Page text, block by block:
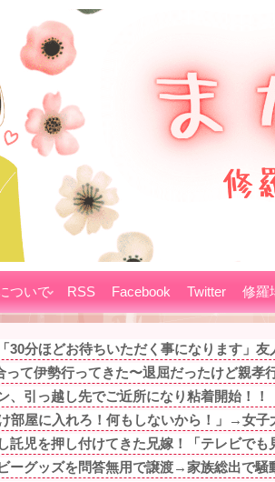
ついて RSS Facebook Twitter 修
30分ほどお待ちいただく事になります」友
って伊勢行ってきた〜退屈だったけど親孝
、引っ越し先でご近所になり粘着開始！！
部屋に入れろ！何もしないから！」→女子
託児を押し付けてきた兄嫁！「テレビでも
ーグッズを問答無用で譲渡→家族総出で騒